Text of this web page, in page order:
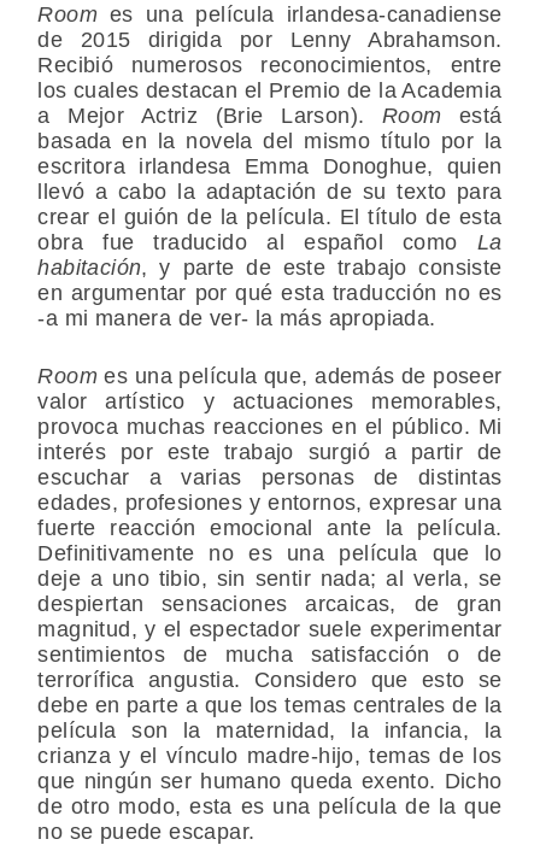
Roomes una película irlandesa-canadiense
de 2015 dirigida por Lenny Abrahamson.
Recibió numerosos reconocimientos, entre
los cuales destacan el Premio de la Academia
a Mejor Actriz (Brie Larson). Roomestá
basada en la novela del mismo título por la
escritora irlandesa Emma Donoghue, quien
llevó a cabo la adaptación de su texto para
crear el guión de la película. El título de esta
obra fue traducido al español como La
habitación, y parte de este trabajo consiste
en argumentar por qué esta traducción no es
-a mi manera de ver- la más apropiada.
Room es una película que, además de poseer
valor artístico y actuaciones memorables,
provoca muchas reacciones en el público. Mi
interés por este trabajo surgió a partir de
escuchar a varias personas de distintas
edades, profesiones y entornos, expresar una
fuerte reacción emocional ante la película.
Definitivamente no es una película que lo
deje a uno tibio, sin sentir nada; al verla, se
despiertan sensaciones arcaicas, de gran
magnitud, y el espectador suele experimentar
sentimientos de mucha satisfacción o de
terrorífica angustia. Considero que esto se
debe en parte a que los temas centrales de la
película son la maternidad, la infancia, la
crianza y el vínculo madre-hijo, temas de los
que ningún ser humano queda exento. Dicho
de otro modo, esta es una película de la que
no se puede escapar.